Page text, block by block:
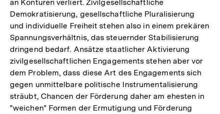
an Konturen verliert. Zivilgesellschaftliche
Demokratisierung, gesellschaftliche Pluralisierung
und individuelle Freiheit stehen also in einem prekären
Spannungsverhältnis, das steuernder Stabilisierung
dringend bedarf. Ansätze staatlicher Aktivierung
zivilgesellschaftlichen Engagements stehen aber vor
dem Problem, dass diese Art des Engagements sich
gegen unmittelbare politische Instrumentalisierung
sträubt, Chancen der Förderung daher am ehesten in
"weichen" Formen der Ermutigung und Förderung